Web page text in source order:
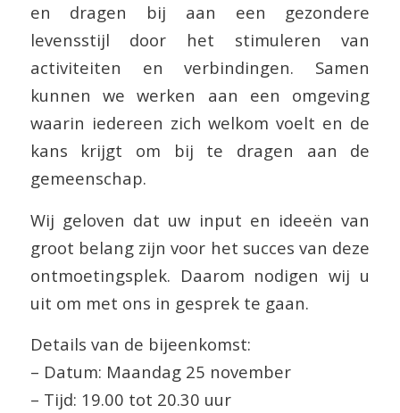
en dragen bij aan een gezondere
levensstijl door het stimuleren van
activiteiten en verbindingen. Samen
kunnen we werken aan een omgeving
waarin iedereen zich welkom voelt en de
kans krijgt om bij te dragen aan de
gemeenschap.
Wij geloven dat uw input en ideeën van
groot belang zijn voor het succes van deze
ontmoetingsplek. Daarom nodigen wij u
uit om met ons in gesprek te gaan.
Details van de bijeenkomst:
– Datum: Maandag 25 november
– Tijd: 19.00 tot 20.30 uur